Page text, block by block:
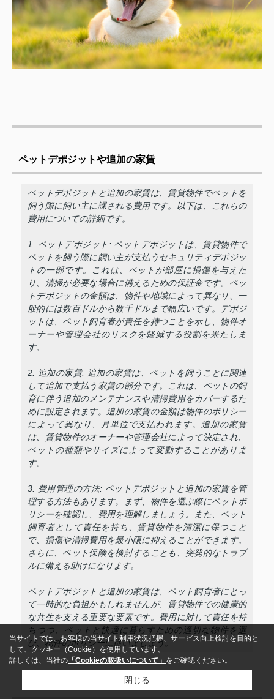
ペットデポジットや追加の家賃
ペットデポジットと追加の家賃は、賃貸物件でペットを
飼う際に飼い主に課される費用です。以下は、これらの
費用についての詳細です。
1. ペットデポジット: ペットデポジットは、賃貸物件で
ペットを飼う際に飼い主が支払うセキュリティデポジッ
トの一部です。これは、ペットが部屋に損傷を与えた
り、清掃が必要な場合に備えるための保証金です。ペッ
トデポジットの金額は、物件や地域によって異なり、一
般的には数百ドルから数千ドルまで幅広いです。デポジ
ットは、ペット飼育者が責任を持つことを示し、物件オ
ーナーや管理会社のリスクを軽減する役割を果たしま
す。
2. 追加の家賃: 追加の家賃は、ペットを飼うことに関連
して追加で支払う家賃の部分です。これは、ペットの飼
育に伴う追加のメンテナンスや清掃費用をカバーするた
めに設定されます。追加の家賃の金額は物件のポリシー
によって異なり、月単位で支払われます。追加の家賃
は、賃貸物件のオーナーや管理会社によって決定され、
ペットの種類やサイズによって変動することがありま
す。
3. 費用管理の方法: ペットデポジットと追加の家賃を管
理する方法もあります。まず、物件を選ぶ際にペットポ
リシーを確認し、費用を理解しましょう。また、ペット
飼育者として責任を持ち、賃貸物件を清潔に保つこと
で、損傷や清掃費用を最小限に抑えることができます。
さらに、ペット保険を検討することも、突発的なトラブ
ルに備える助けになります。
ペットデポジットと追加の家賃は、ペット飼育者にとっ
て一時的な負担かもしれませんが、賃貸物件での健康的
な共生を支える重要な要素です。費用に対して責任を持
ちつつ、ペットと快適に暮らすための適切な物件を選
び、物件のポリシーに従いましょう。
当サイトでは、お客様の当サイト利用状況把握、サービス向上検討を目的と
して、クッキー（Cookie）を使用しています。
詳しくは、当社の 「Cookieの取扱いについて」 をご確認ください。
閉じる